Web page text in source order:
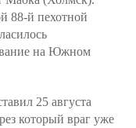
88-й пехотной
на Южном
25 августа
который враг уже